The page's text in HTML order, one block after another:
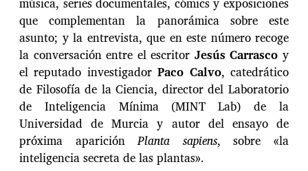
que complementan la panorámica sobre este
asunto; y la entrevista, que en este número recoge
la conversación entre el escritor Jesús Carrascoy
el reputado investigadorPaco Calvo, catedrático
de Filosofía de la Ciencia, director del Laboratorio
de Inteligencia Mínima (MINT Lab) de la
Universidad de Murcia y autor del ensayo de
próxima apariciónPlanta sapiens, sobre «la
inteligencia secreta de las plantas».